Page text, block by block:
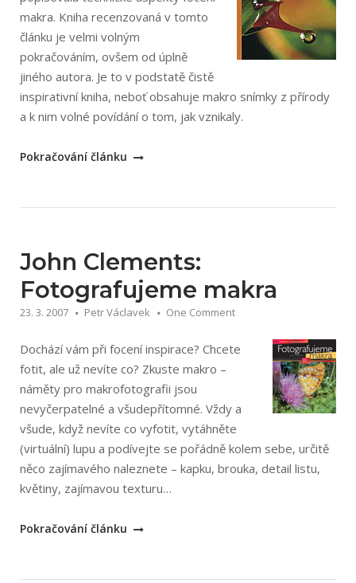
makra. Kniha recenzovaná v tomto
článku je velmi volným
pokračováním, ovšem od úplně
jiného autora. Je to v podstatě čistě
inspirativní kniha, neboť obsahuje makro snímky z přírody
a k nim volné povídání o tom, jak vznikaly.
„Milan
fotografie
Blštáka“
Pokračování článku
John Clements:
Fotografujeme makra
23. 3. 2007 Petr Václavek One Comment
Dochází vám při focení inspirace? Chcete
fotit, ale už nevíte co? Zkuste makro –
náměty pro makrofotografii jsou
nevyčerpatelné a všudepřítomné. Vždy a
všude, když nevíte co vyfotit, vytáhněte
(virtuální) lupu a podívejte se pořádně kolem sebe, určitě
něco zajímavého naleznete – kapku, brouka, detail listu,
květiny, zajímavou texturu…
„John
Pokračování článku